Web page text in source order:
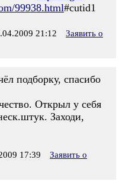
99938.html#cutid1
21:12
Заявить о
подборку, спасибо
Открыл у себя
Заходи,
17:39
Заявить о